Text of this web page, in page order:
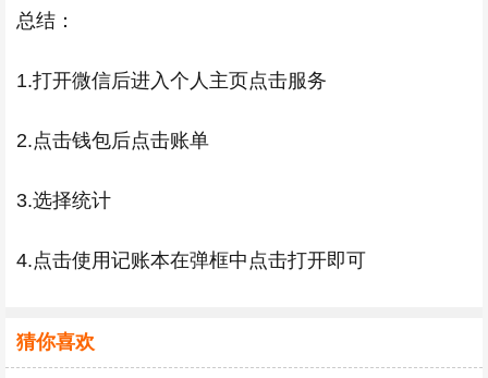
总结：
1.打开微信后进入个人主页点击服务
2.点击钱包后点击账单
3.选择统计
4.点击使用记账本在弹框中点击打开即可
猜你喜欢